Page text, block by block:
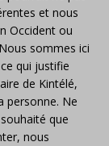
et nous
Occident ou
sommes ici
qui justifie
de Kintélé,
personne. Ne
que
nous